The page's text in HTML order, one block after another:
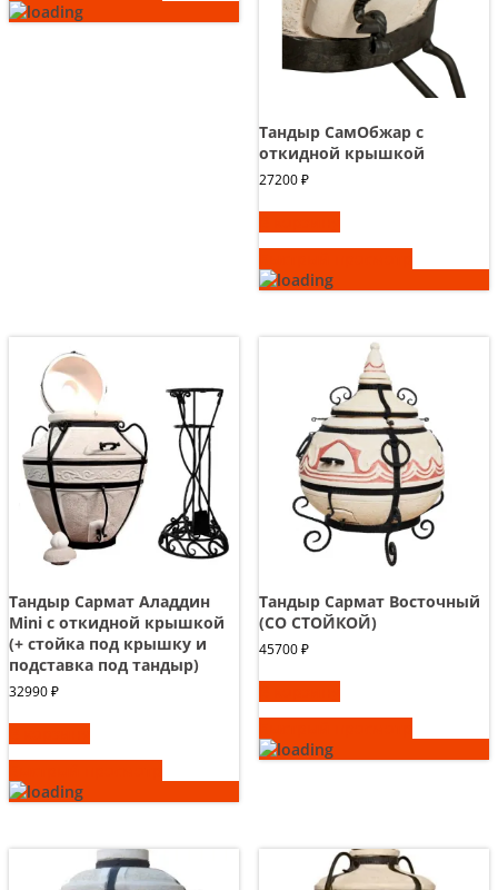
Тандыр СамОбжар с
откидной крышкой
27200₽
Тандыр Сармат Аладдин
Mini с откидной крышкой
(+ стойка под крышку и
подставка под тандыр)
32990₽
Тандыр Сармат Восточный
(СО СТОЙКОЙ)
45700₽